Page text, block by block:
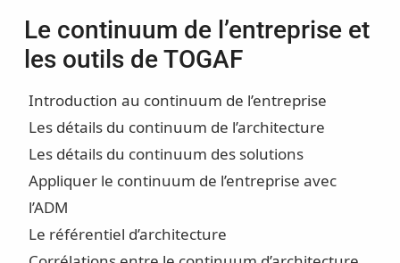
Le continuum de l’entreprise et
les outils de TOGAF
Introduction au continuum de l’entreprise
Les détails du continuum de l’architecture
Les détails du continuum des solutions
Appliquer le continuum de l’entreprise avec
l’ADM
Le référentiel d’architecture